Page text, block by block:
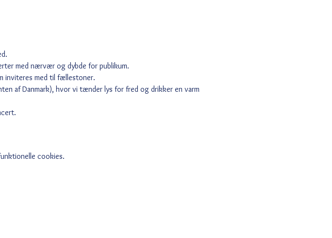
med nærvær og dybde for publikum.
inviteres med til fællestoner.
af Danmark), hvor vi tænder lys for fred og drikker en varm
cookies.